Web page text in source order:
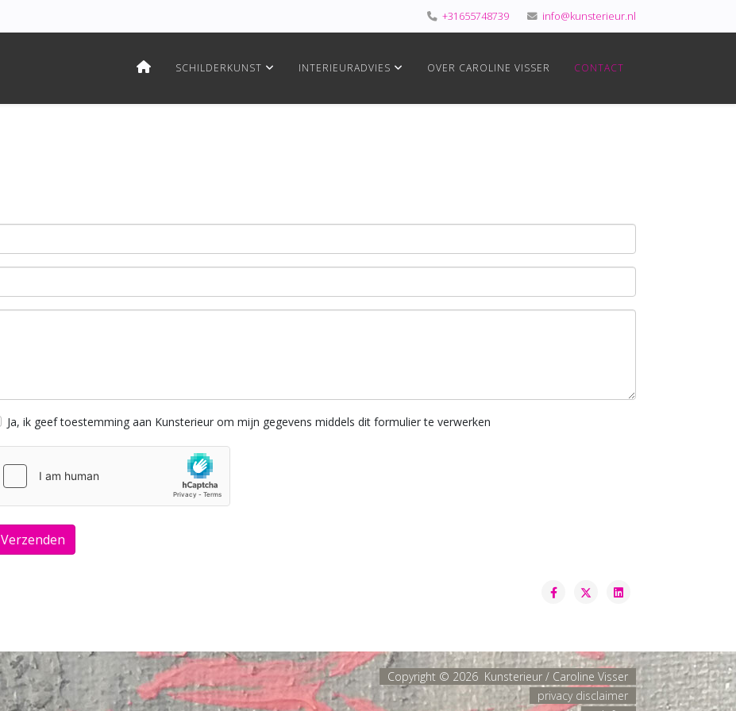
+31655748739 info@kunsterieur.nl
SCHILDERKUNST INTERIEURADVIES OVER CAROLINE VISSER CONTACT
Ja, ik geef toestemming aan Kunsterieur om mijn gegevens middels dit formulier te verwerken
Verzenden
Copyright © 2026 Kunsterieur / Caroline Visser
privacy disclaimer